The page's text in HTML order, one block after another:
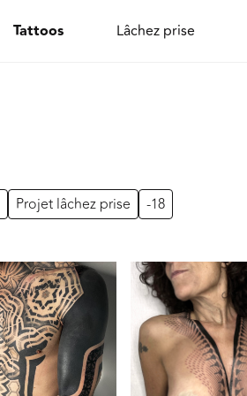
Tattoos Lâchez prise
Projet lâchez prise -18